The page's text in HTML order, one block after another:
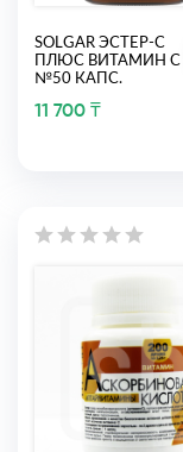
SOLGAR ЭСТЕР-С
ПЛЮС ВИТАМИН С
№50 КАПС.
11 700 ₸